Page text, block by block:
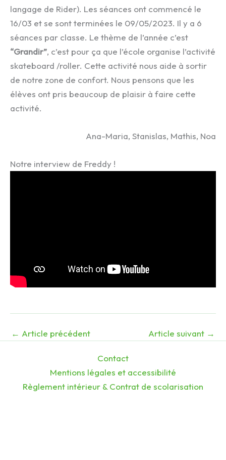
langage de Rider). Les séances ont commencé le
16/03 et se sont terminées le 09/05/2023. Il y a 6
séances par classe. Le thème de l’année c’est
“Grandir”, c’est pour ça que l’école organise l’activité
skateboard /roller. Cette activité nous aide à sortir
de notre zone de confort. Nous pensons que les
élèves ont pris beaucoup de plaisir à faire cette
activité.
Ana-Maria, Stanislas, Mathis, Noa
Notre interview de Freddy !
← Article précédent Article suivant →
Contact
Mentions légales et accessibilité
Règlement intérieur & Contrat de scolarisation